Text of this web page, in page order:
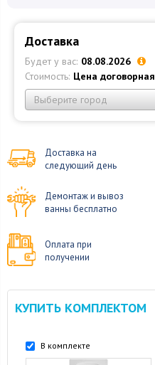
Доставка
Будет у вас: 08.08.2026
Стоимость: Цена договорная
Выберите город
Доставка на
следующий день
Демонтаж и вывоз
ванны бесплатно
Оплата при
получении
КУПИТЬ КОМПЛЕКТОМ
В комплекте